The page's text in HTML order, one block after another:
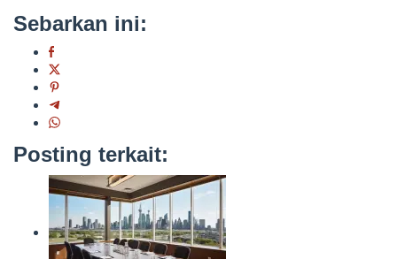
Sebarkan ini:
Posting terkait: